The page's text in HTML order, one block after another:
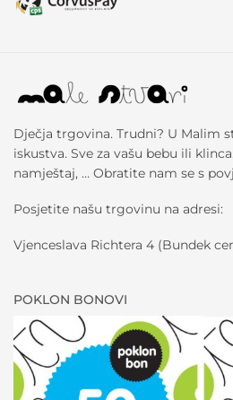
Dječja trgovina. Trudni? U Malim
iskustva. Sve za vašu bebu ili
namještaj, … Obratite nam se s
Posjetite našu trgovinu na adresi:
Vjenceslava Richtera 4 (Bundek
POKLON BONOVI